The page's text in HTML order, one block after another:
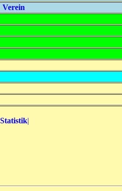
Verein
Statistik|